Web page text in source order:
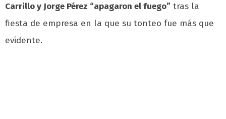
Carrillo y Jorge Pérez “apagaron el fuego” tras la
fiesta de empresa en la que su tonteo fue más que
evidente.